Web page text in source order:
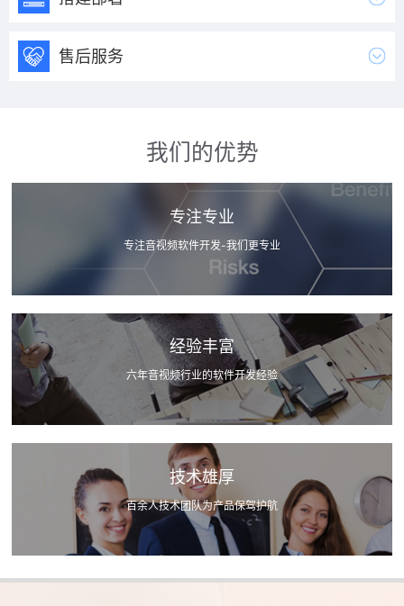
售后服务
我们的优势
专注专业
专注音视频软件开发-我们更专业
经验丰富
六年音视频行业的软件开发经验
技术雄厚
百余人技术团队为产品保驾护航